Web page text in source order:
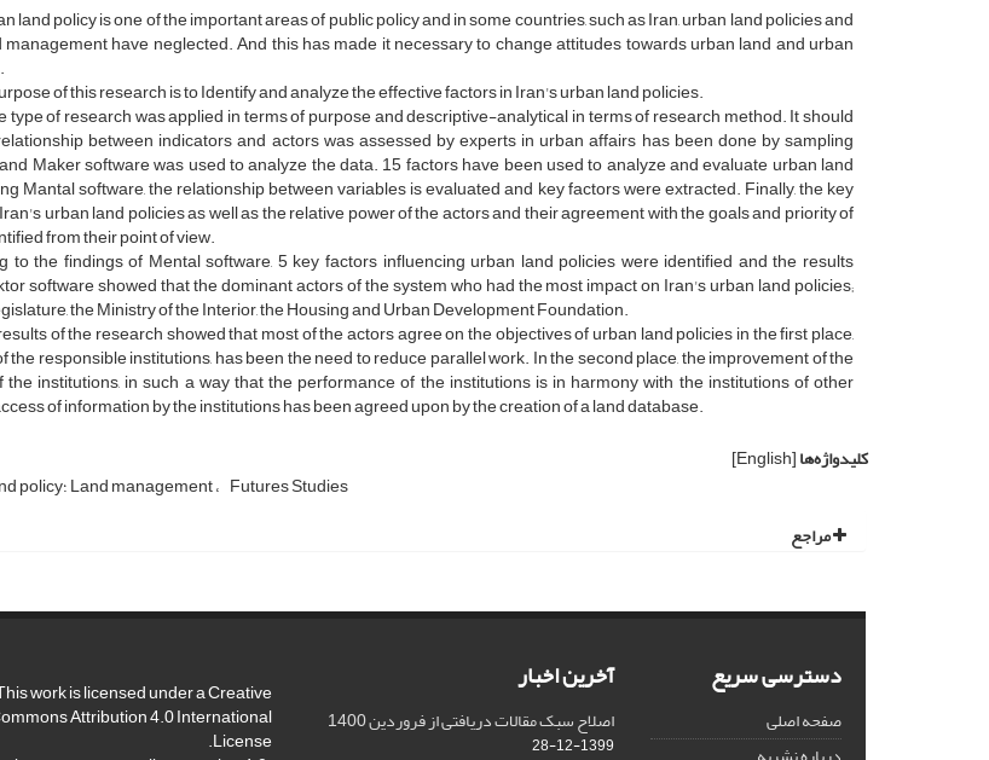
land policy is one of the important areas of public policy and in some countries, such as Iran, urban land policies and
have neglected. And this has made it necessary to change attitudes towards urban land and urban
of this research is to Identify and analyze the effective factors in Iran's urban land policies.
type of research was applied in terms of purpose and descriptive-analytical in terms of research method. It should
between indicators and actors was assessed by experts in urban affairs has been done by sampling
Maker software was used to analyze the data. 15 factors have been used to analyze and evaluate urban land
Mantal software, the relationship between variables is evaluated and key factors were extracted. Finally, the key
urban land policies as well as the relative power of the actors and their agreement with the goals and priority of
from their point of view.
to the findings of Mental software, 5 key factors influencing urban land policies were identified and the results
software showed that the dominant actors of the system who had the most impact on Iran's urban land policies;
the Ministry of the Interior, the Housing and Urban Development Foundation.
of the research showed that most of the actors agree on the objectives of urban land policies in the first place,
the responsible institutions, has been the need to reduce parallel work. In the second place, the improvement of the
institutions, in such a way that the performance of the institutions is in harmony with the institutions of other
of information by the institutions has been agreed upon by the creation of a land database.
کلیدواژه‌ها[English]
Urban land؛ Urban land policy؛ Land management Futures Studies
مراجع
دسترسی سریع
صفحه اصلی
آخرین اخبار
اصلاح سبک مقالات دریافتی از فروردین 1400
1399-12-28
work is licensed under a Creative
Attribution 4.0 International
License.